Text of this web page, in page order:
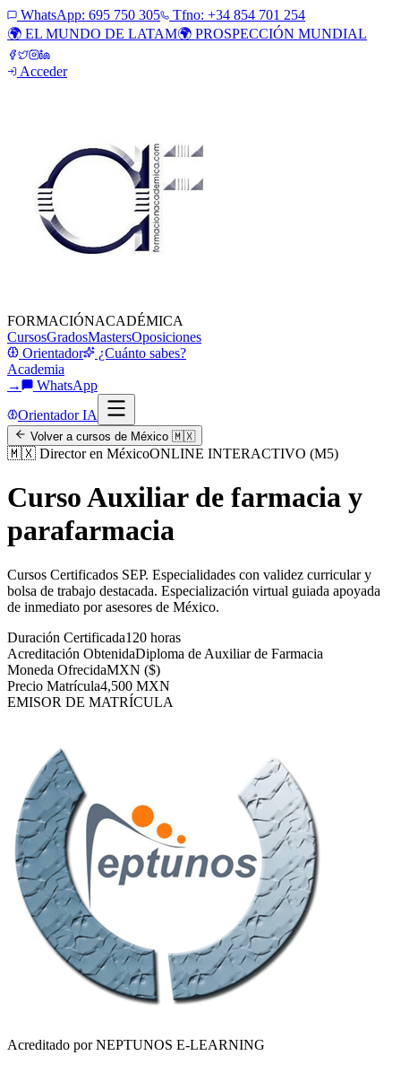
WhatsApp: 695 750 305
Tfno: +34 854 701 254
🌍 EL MUNDO DE LATAM🌍 PROSPECCIÓN MUNDIAL
Acceder
FORMACIÓNACADÉMICA
CursosGradosMastersOposiciones
Orientador
¿Cuánto sabes?
Academia
→
WhatsApp
Orientador IA
Volver a cursos de México 🇲🇽
🇲🇽 Director en MéxicoONLINE INTERACTIVO (M5)
Curso Auxiliar de farmacia y
parafarmacia
Cursos Certificados SEP. Especialidades con validez curricular y
bolsa de trabajo destacada. Especialización virtual guiada apoyada
de inmediato por asesores de México.
Duración Certificada120 horas
Acreditación ObtenidaDiploma de Auxiliar de Farmacia
Moneda OfrecidaMXN ($)
Precio Matrícula4,500 MXN
EMISOR DE MATRÍCULA
Acreditado por NEPTUNOS E-LEARNING